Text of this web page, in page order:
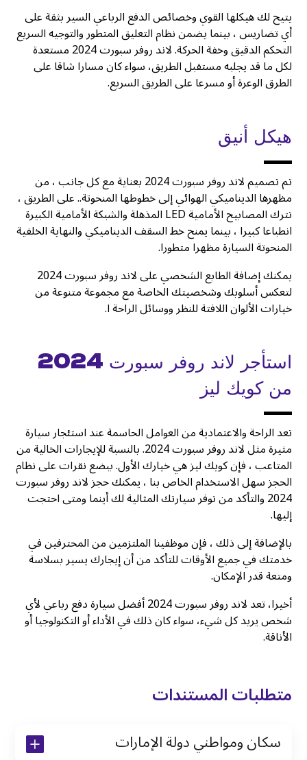
يتيح لك هيكلها القوي وخصائص الدفع الرباعي السير بثقة على
أي تضاريس ، بينما يضمن نظام التعليق المتطور والتوجيه السريع
التحكم الدقيق وخفة الحركة. لاند روفر سبورت 2024 مستعدة
لكل ما قد يجلبه مستقبل الطريق، سواء كان مسارا شاقا على
الطرق الوعرة أو مسرعا على الطريق السريع.
هيكل أنيق
تم تصميم لاند روفر سبورت 2024 بعناية مع كل جانب ، من
مظهرها الديناميكي الهوائي إلى خطوطها المنحوتة.. على الطريق ،
تترك المصابيح الأمامية LED المذهلة والشبكة الأمامية الكبيرة
انطباعا كبيرا ، بينما يمنح خط السقف الديناميكي والنهاية الخلفية
المنحوتة السيارة مظهرا متطورا.
يمكنك إضافة الطابع الشخصي على لاند روفر سبورت 2024
لتعكس أسلوبك وشخصيتك الخاصة مع مجموعة متنوعة من
خيارات الألوان اللافتة للنظر ووسائل الراحة ا.
استأجر لاند روفر سبورت 2024
من كويك ليز
تعد الراحة والاعتمادية من العوامل الحاسمة عند استئجار سيارة
مثيرة مثل لاند روفر سبورت 2024. بالنسبة للإيجارات الخالية من
المتاعب ، فإن كويك ليز هي خيارك الأول. ببضع نقرات على نظام
الحجز سهل الاستخدام الخاص بنا ، يمكنك حجز لاند روفر سبورت
2024 والتأكد من توفر سيارتك المثالية لك أينما ومتى احتجت
إليها.
بالإضافة إلى ذلك ، فإن موظفينا الملتزمين من المحترفين في
خدمتك في جميع الأوقات للتأكد من أن إيجارك يسير بسلاسة
ومتعة قدر الإمكان.
أخيرا، تعد لاند روفر سبورت 2024 أفضل سيارة دفع رباعي لأي
شخص يريد كل شيء، سواء كان ذلك في الأداء أو التكنولوجيا أو
الأناقة.
متطلبات المستندات
سكان ومواطني دولة الإمارات